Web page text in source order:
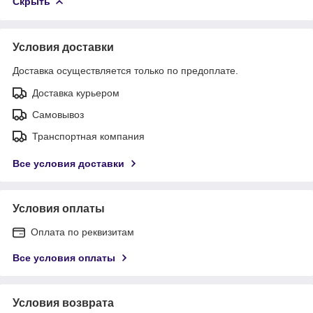
Условия доставки
Доставка осуществляется только по предоплате.
Доставка курьером
Самовывоз
Транспортная компания
Все условия доставки
Условия оплаты
Оплата по реквизитам
Все условия оплаты
Условия возврата